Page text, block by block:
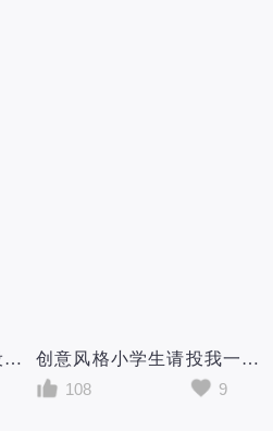
请投我一票手抄报海报设计
创意风格小学生请投我一票我要参加大队委竞选宣传小报
108
9